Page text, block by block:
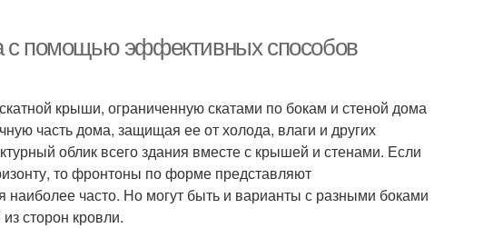
с помощью эффективных способов
крыши, ограниченную скатами по бокам и стеной дома
часть дома, защищая ее от холода, влаги и других
облик всего здания вместе с крышей и стенами. Если
то фронтоны по форме представляют
наиболее часто. Но могут быть и варианты с разными боками
сторон кровли.